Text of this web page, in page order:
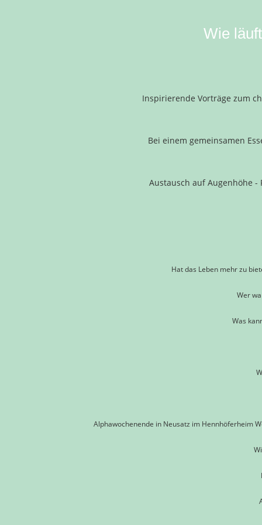
Wie
Inspirierende Vorträge zum
Bei einem gemeinsamen
Austausch auf Augenhöhe
Hat das Leben mehr zu
Wer
Was
Alphawochenende in Neusatz im Hennhöferheim